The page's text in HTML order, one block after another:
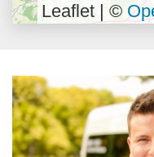
Leaflet | ©